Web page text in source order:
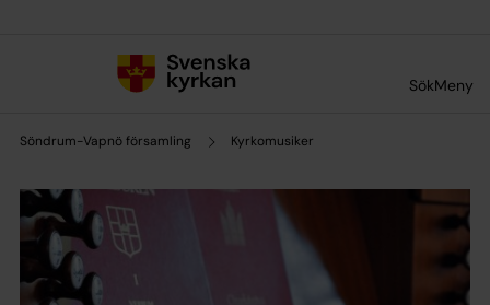
SökMeny
Söndrum-Vapnö församling Kyrkomusiker